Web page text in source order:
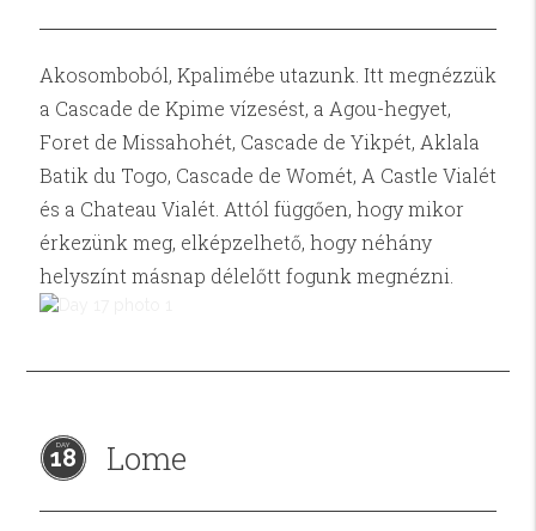
Akosomboból, Kpalimébe utazunk. Itt megnézzük
a Cascade de Kpime vízesést, a Agou-hegyet,
Foret de Missahohét, Cascade de Yikpét, Aklala
Batik du Togo, Cascade de Womét, A Castle Vialét
és a Chateau Vialét. Attól függően, hogy mikor
érkezünk meg, elképzelhető, hogy néhány
helyszínt másnap délelőtt fogunk megnézni.
18 Lome